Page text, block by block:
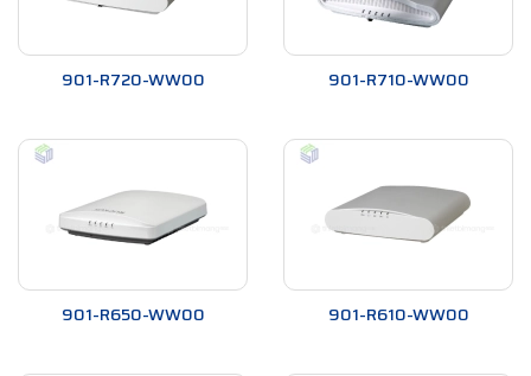
Tăng cường độ phủ sóng: Với khả năng tự động tạo ra
các AP, công nghệ SmartMesh giúp tăng cường độ phủ
sóng mạng, đảm bảo kết nối liên tục và ổn định.
mở rộng mạng một cách linh hoạt và tiết kiệm chi phí,
không cần phải kéo dây mạng hoặc cài đặt thêm các
thiết bị phụ trợ.
Tự động khắc phục sự cố: Nếu một AP gặp sự cố, công
nghệ SmartMesh sẽ tự động chuyển hướng tín hiệu
sang các AP khác trong mạng, giúp duy trì kết nối và
đảm bảo độ ổn định của mạng.
901-R720-WW00 901-R710-WW00
901-R650-WW00 901-R610-WW00